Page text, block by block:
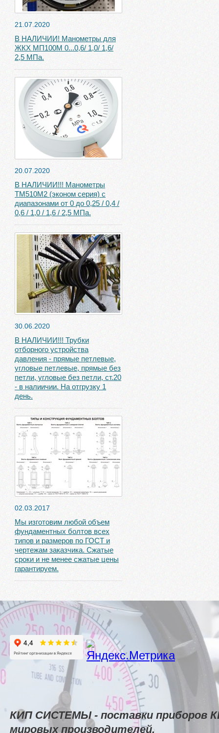
21.07.2020
В НАЛИЧИИ! Манометры для
ЖКХ МП100М 0...0,6/ 1,0/ 1,6/
2,5 МПа.
20.07.2020
В НАЛИЧИИ!!! Манометры
ТМ510М2 (эконом серия) с
диапазонами от 0 до 0,25 / 0,4 /
0,6 / 1,0 / 1,6 / 2,5 МПа.
30.06.2020
В НАЛИЧИИ!!! Трубки
отборного устройства
давления - прямые петлевые,
угловые петлевые, прямые без
петли, угловые без петли, ст.20
- в налиичии. На отгрузку 1
день.
02.03.2017
Мы изготовим любой объем
фундаментных болтов всех
типов и размеров по ГОСТ и
чертежам заказчика. Сжатые
сроки и не менее сжатые цены
гарантируем.
КИП СИСТЕМЫ - поставки приборов
мировых производителей.